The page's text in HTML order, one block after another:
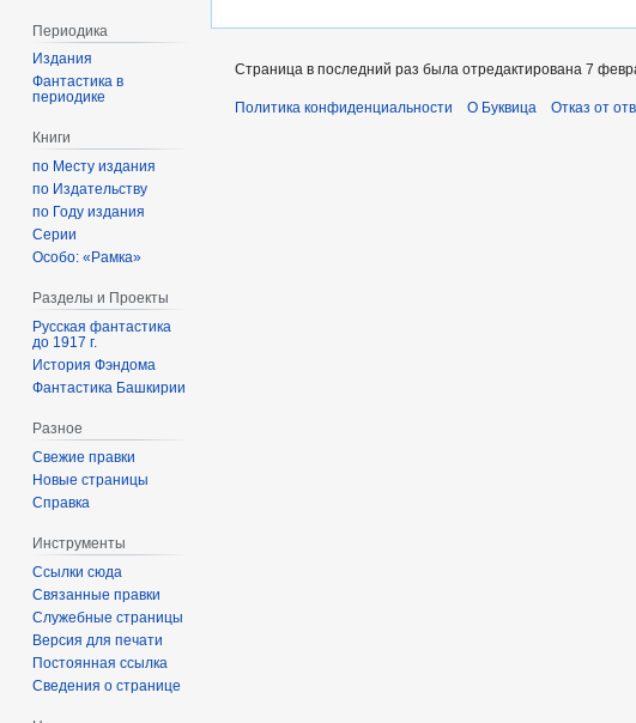
навигации
поиску
Периодика
Издания
Фантастика в
периодике
Книги
по Месту издания
по Издательству
по Году издания
Серии
Особо: «Рамка»
Разделы и Проекты
Русская фантастика
до 1917 г.
История Фэндома
Фантастика Башкирии
Разное
Свежие правки
Новые страницы
Справка
Инструменты
Ссылки сюда
Связанные правки
Служебные страницы
Версия для печати
Постоянная ссылка
Сведения о странице
Страница в последний раз была отредактирована 7
Политика конфиденциальности О Буквица Отказ от